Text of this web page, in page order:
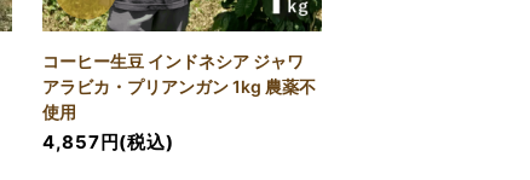
コーヒー生豆 インドネシア ジャワ
アラビカ・プリアンガン 1kg 農薬不
使用
4,857円(税込)